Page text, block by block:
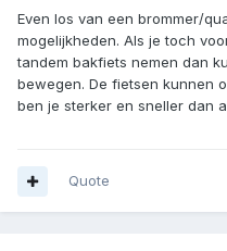
Even los van een brommer/
mogelijkheden. Als je toch
tandem bakfiets nemen dan
bewegen. De fietsen kunnen
ben je sterker en sneller dan
Quote